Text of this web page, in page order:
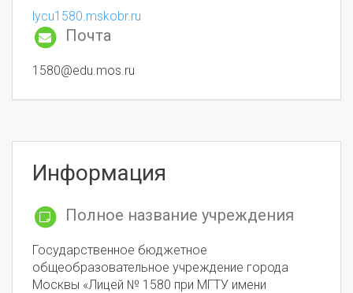
lycu1580.mskobr.ru
Почта
1580@edu.mos.ru
Информация
Полное название учреждения
Государственное бюджетное
общеобразовательное учреждение города
Москвы «Лицей № 1580 при МГТУ имени